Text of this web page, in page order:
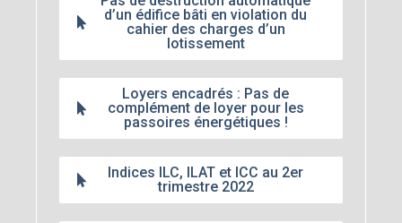
d’un édifice bâti en violation du
cahier des charges d’un
lotissement
Loyers encadrés : Pas de
complément de loyer pour les
passoires énergétiques !
Indices ILC, ILAT et ICC au 2er
trimestre 2022